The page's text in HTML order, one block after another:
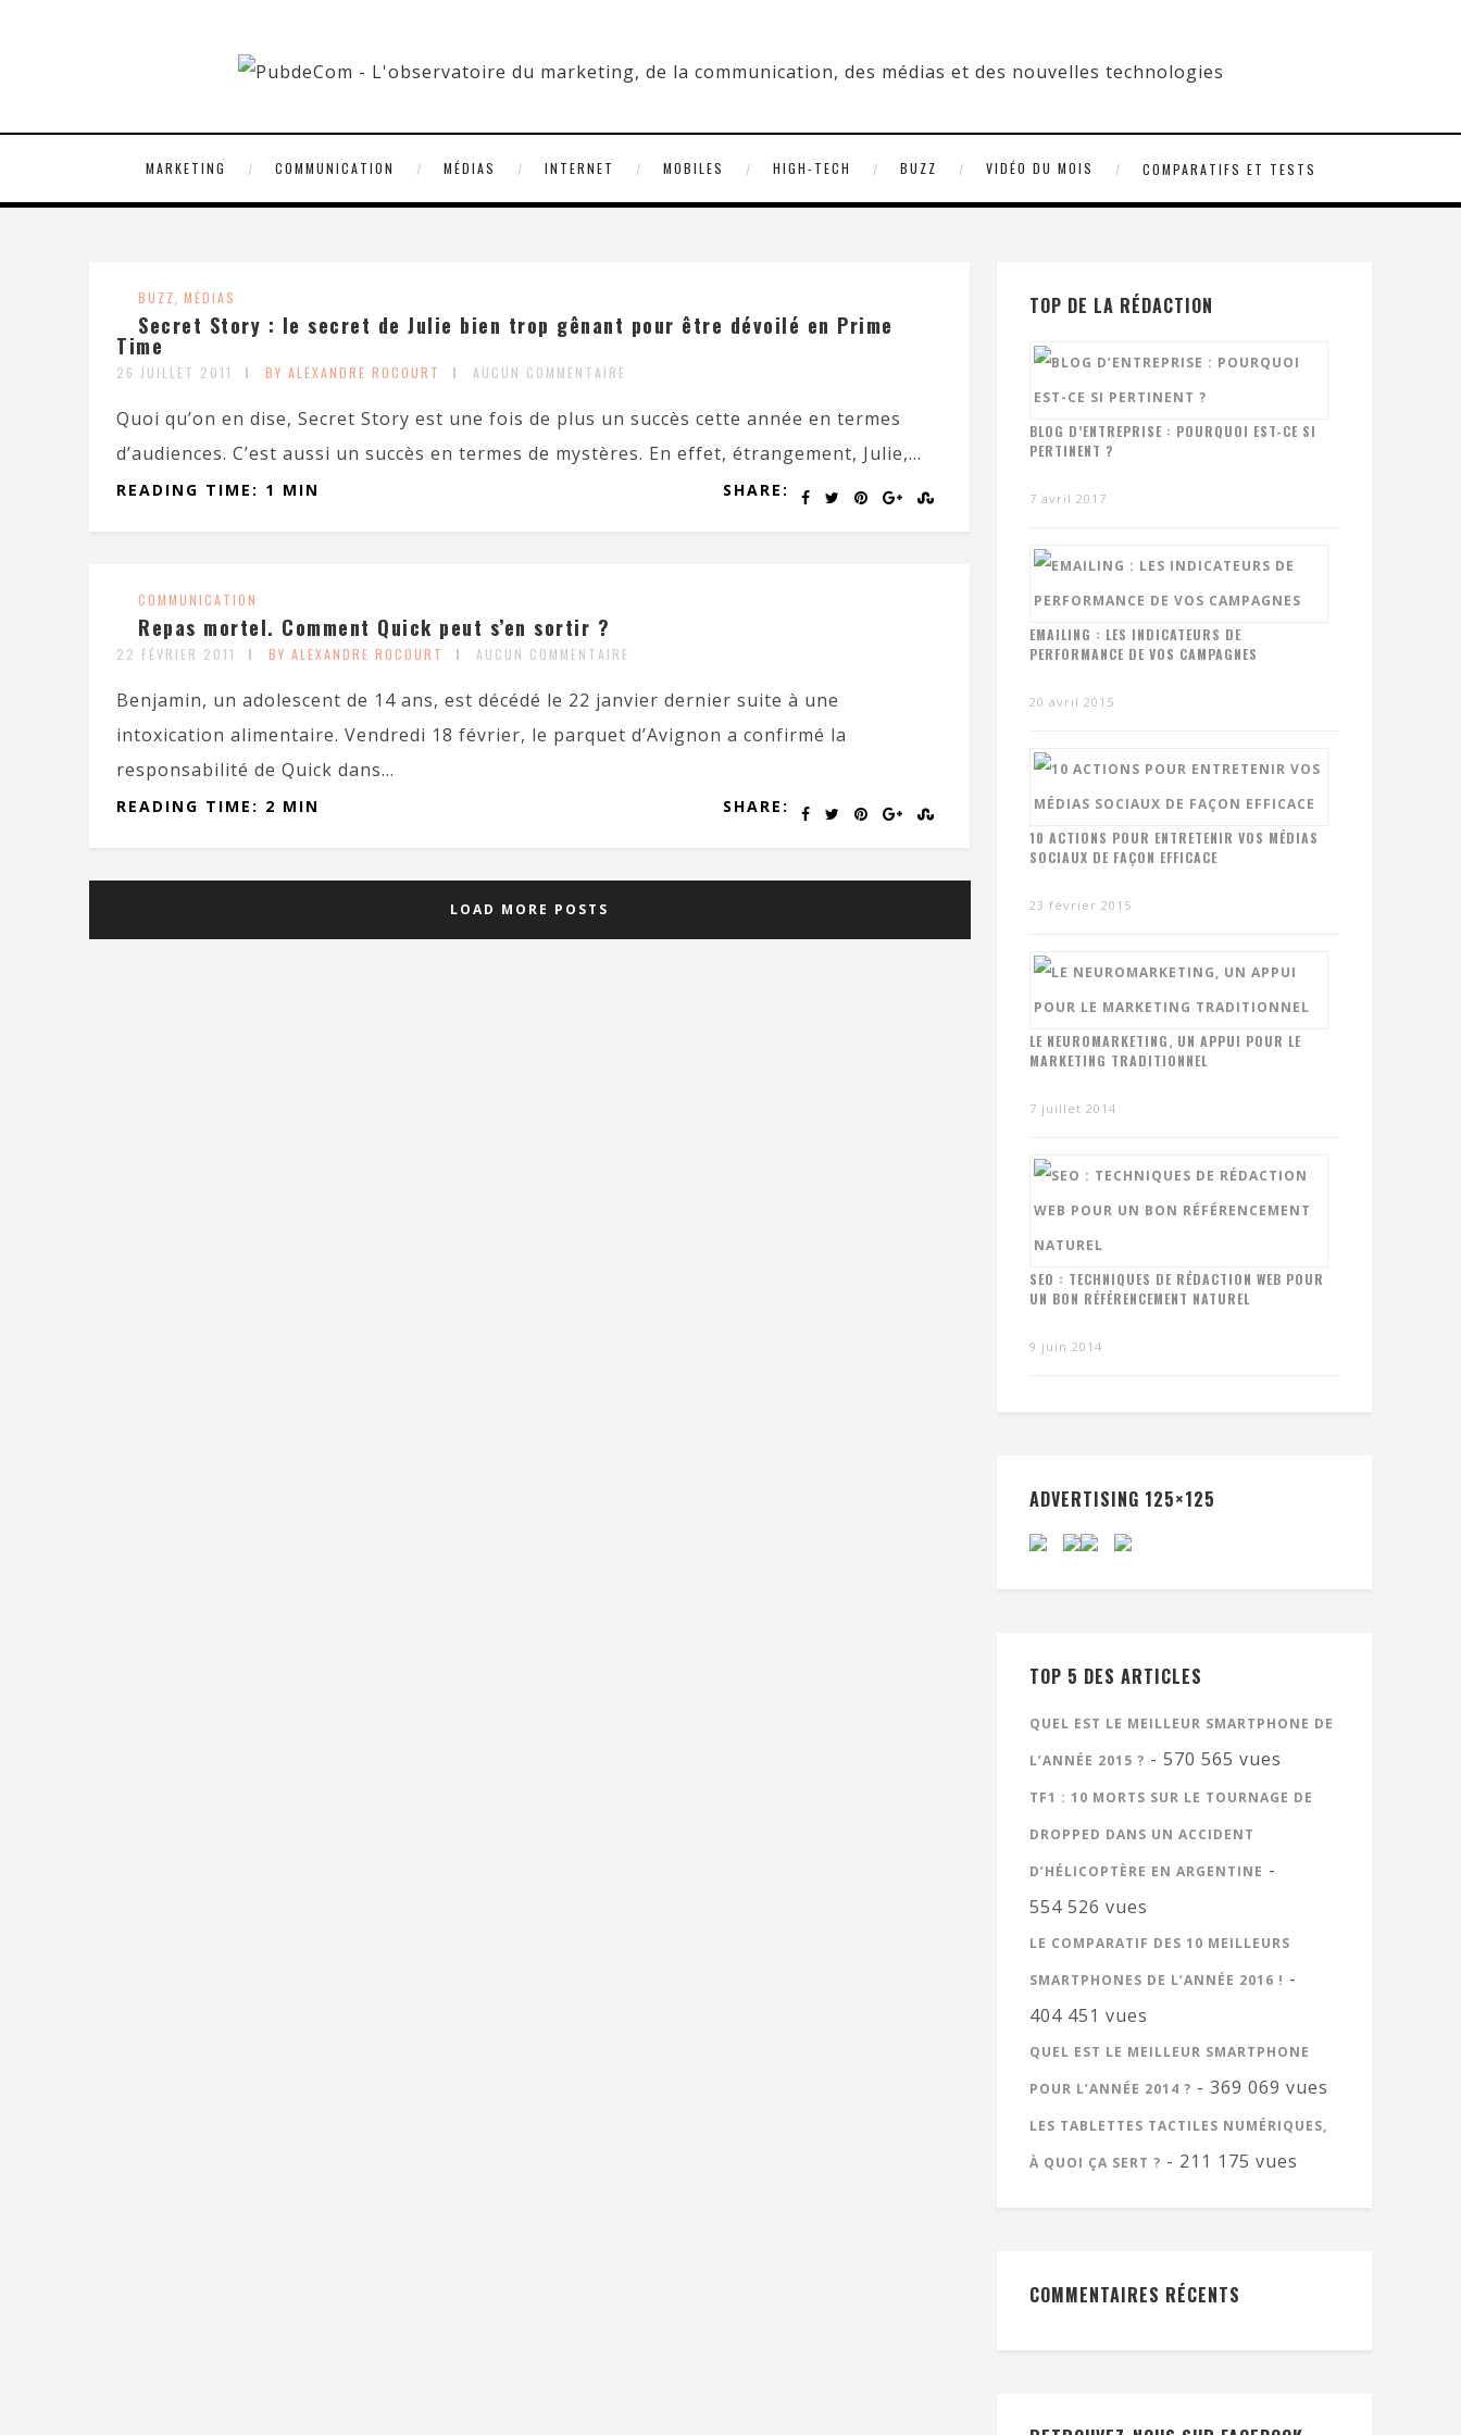
MARKETING COMMUNICATION MÉDIAS INTERNET MOBILES HIGH-TECH BUZZ VIDÉO DU MOIS COMPARATIFS ET TESTS
BUZZ, MÉDIAS
Secret Story : le secret de Julie bien trop gênant pour être dévoilé en Prime
Time
26 JUILLET 2011 BY ALEXANDRE ROCOURT AUCUN COMMENTAIRE
Quoi qu’on en dise, Secret Story est une fois de plus un succès cette année en termes
d’audiences. C’est aussi un succès en termes de mystères. En effet, étrangement, Julie,...
SHARE:
READING TIME: 1 MIN
COMMUNICATION
Repas mortel. Comment Quick peut s’en sortir ?
22 FÉVRIER 2011 BY ALEXANDRE ROCOURT AUCUN COMMENTAIRE
Benjamin, un adolescent de 14 ans, est décédé le 22 janvier dernier suite à une
intoxication alimentaire. Vendredi 18 février, le parquet d’Avignon a confirmé la
responsabilité de Quick dans...
SHARE:
READING TIME: 2 MIN
LOAD MORE POSTS
TOP DE LA RÉDACTION
BLOG D’ENTREPRISE : POURQUOI EST-CE SI
PERTINENT ?
7 avril 2017
EMAILING : LES INDICATEURS DE
PERFORMANCE DE VOS CAMPAGNES
20 avril 2015
10 ACTIONS POUR ENTRETENIR VOS MÉDIAS
SOCIAUX DE FAÇON EFFICACE
23 février 2015
LE NEUROMARKETING, UN APPUI POUR LE
MARKETING TRADITIONNEL
7 juillet 2014
SEO : TECHNIQUES DE RÉDACTION WEB POUR
UN BON RÉFÉRENCEMENT NATUREL
9 juin 2014
ADVERTISING 125×125
TOP 5 DES ARTICLES
QUEL EST LE MEILLEUR SMARTPHONE DE
L’ANNÉE 2015 ? - 570 565 vues
TF1 : 10 MORTS SUR LE TOURNAGE DE
DROPPED DANS UN ACCIDENT
D’HÉLICOPTÈRE EN ARGENTINE -
554 526 vues
LE COMPARATIF DES 10 MEILLEURS
SMARTPHONES DE L’ANNÉE 2016 ! -
404 451 vues
QUEL EST LE MEILLEUR SMARTPHONE
POUR L’ANNÉE 2014 ? - 369 069 vues
LES TABLETTES TACTILES NUMÉRIQUES,
À QUOI ÇA SERT ? - 211 175 vues
COMMENTAIRES RÉCENTS